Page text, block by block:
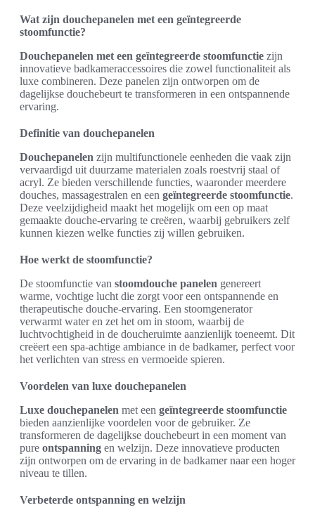
Wat zijn douchepanelen met een geïntegreerde
stoomfunctie?
Douchepanelen met een geïntegreerde stoomfunctie zijn
innovatieve badkameraccessoires die zowel functionaliteit als
luxe combineren. Deze panelen zijn ontworpen om de
dagelijkse douchebeurt te transformeren in een ontspannende
ervaring.
Definitie van douchepanelen
Douchepanelen zijn multifunctionele eenheden die vaak zijn
vervaardigd uit duurzame materialen zoals roestvrij staal of
acryl. Ze bieden verschillende functies, waaronder meerdere
douches, massagestralen en een geïntegreerde stoomfunctie.
Deze veelzijdigheid maakt het mogelijk om een op maat
gemaakte douche-ervaring te creëren, waarbij gebruikers zelf
kunnen kiezen welke functies zij willen gebruiken.
Hoe werkt de stoomfunctie?
De stoomfunctie van stoomdouche panelen genereert
warme, vochtige lucht die zorgt voor een ontspannende en
therapeutische douche-ervaring. Een stoomgenerator
verwarmt water en zet het om in stoom, waarbij de
luchtvochtigheid in de doucheruimte aanzienlijk toeneemt. Dit
creëert een spa-achtige ambiance in de badkamer, perfect voor
het verlichten van stress en vermoeide spieren.
Voordelen van luxe douchepanelen
Luxe douchepanelen met een geïntegreerde stoomfunctie
bieden aanzienlijke voordelen voor de gebruiker. Ze
transformeren de dagelijkse douchebeurt in een moment van
pure ontspanning en welzijn. Deze innovatieve producten
zijn ontworpen om de ervaring in de badkamer naar een hoger
niveau te tillen.
Verbeterde ontspanning en welzijn